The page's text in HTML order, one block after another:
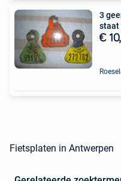
3
staat
€
Fietsplaten in Antwerpen